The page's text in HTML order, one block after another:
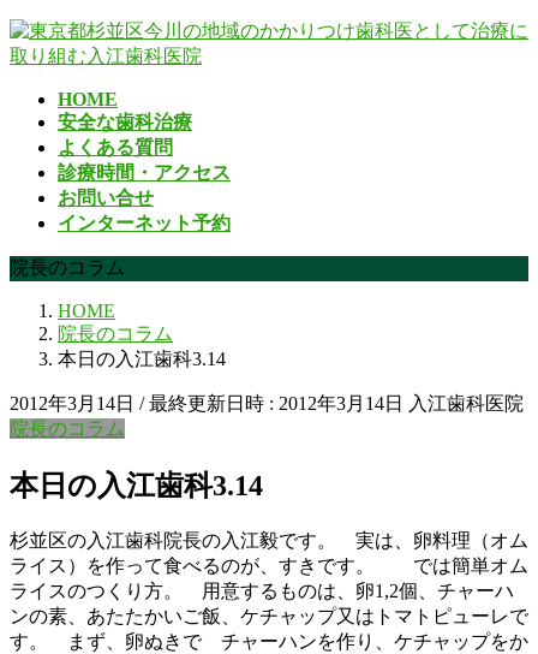
コ
ン
プ
ナ
ビ
動
HOME
安全な歯科治療
よくある質問
診療時間・アクセス
お問い合せ
インターネット予約
院長のコラム
HOME
院長のコラム
本日の入江歯科3.14
2012年3月14日 / 最終更新日時 : 2012年3月14日
入江歯科医院
院長のコラム
本日の入江歯科3.14
杉並区の入江歯科院長の入江毅です。 実は、卵料理（オム
ライス）を作って食べるのが、すきです。 では簡単オム
ライスのつくり方。 用意するものは、卵1,2個、チャーハ
ンの素、あたたかいご飯、ケチャップ又はトマトピューレで
す。 まず、卵ぬきで チャーハンを作り、ケチャップをか